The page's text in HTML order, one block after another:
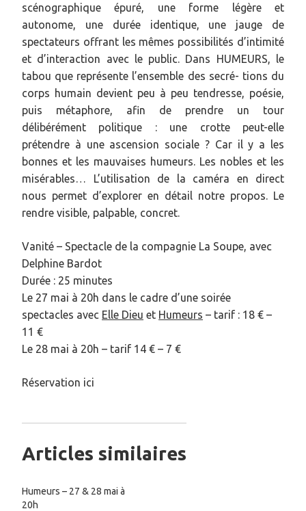
scénographique épuré, une forme légère et
autonome, une durée identique, une jauge de
spectateurs offrant les mêmes possibilités d’intimité
et d’interaction avec le public. Dans HUMEURS, le
tabou que représente l’ensemble des secré- tions du
corps humain devient peu à peu tendresse, poésie,
puis métaphore, afin de prendre un tour
délibérément politique : une crotte peut-elle
prétendre à une ascension sociale ? Car il y a les
bonnes et les mauvaises humeurs. Les nobles et les
misérables… L’utilisation de la caméra en direct
nous permet d’explorer en détail notre propos. Le
rendre visible, palpable, concret.
Vanité – Spectacle de la compagnie La Soupe, avec
Delphine Bardot
Durée : 25 minutes
Le 27 mai à 20h dans le cadre d’une soirée
spectacles avec Elle Dieu et Humeurs – tarif : 18 € –
11 €
Le 28 mai à 20h – tarif 14 € – 7 €
Réservation ici
Articles similaires
Humeurs – 27 & 28 mai à
20h